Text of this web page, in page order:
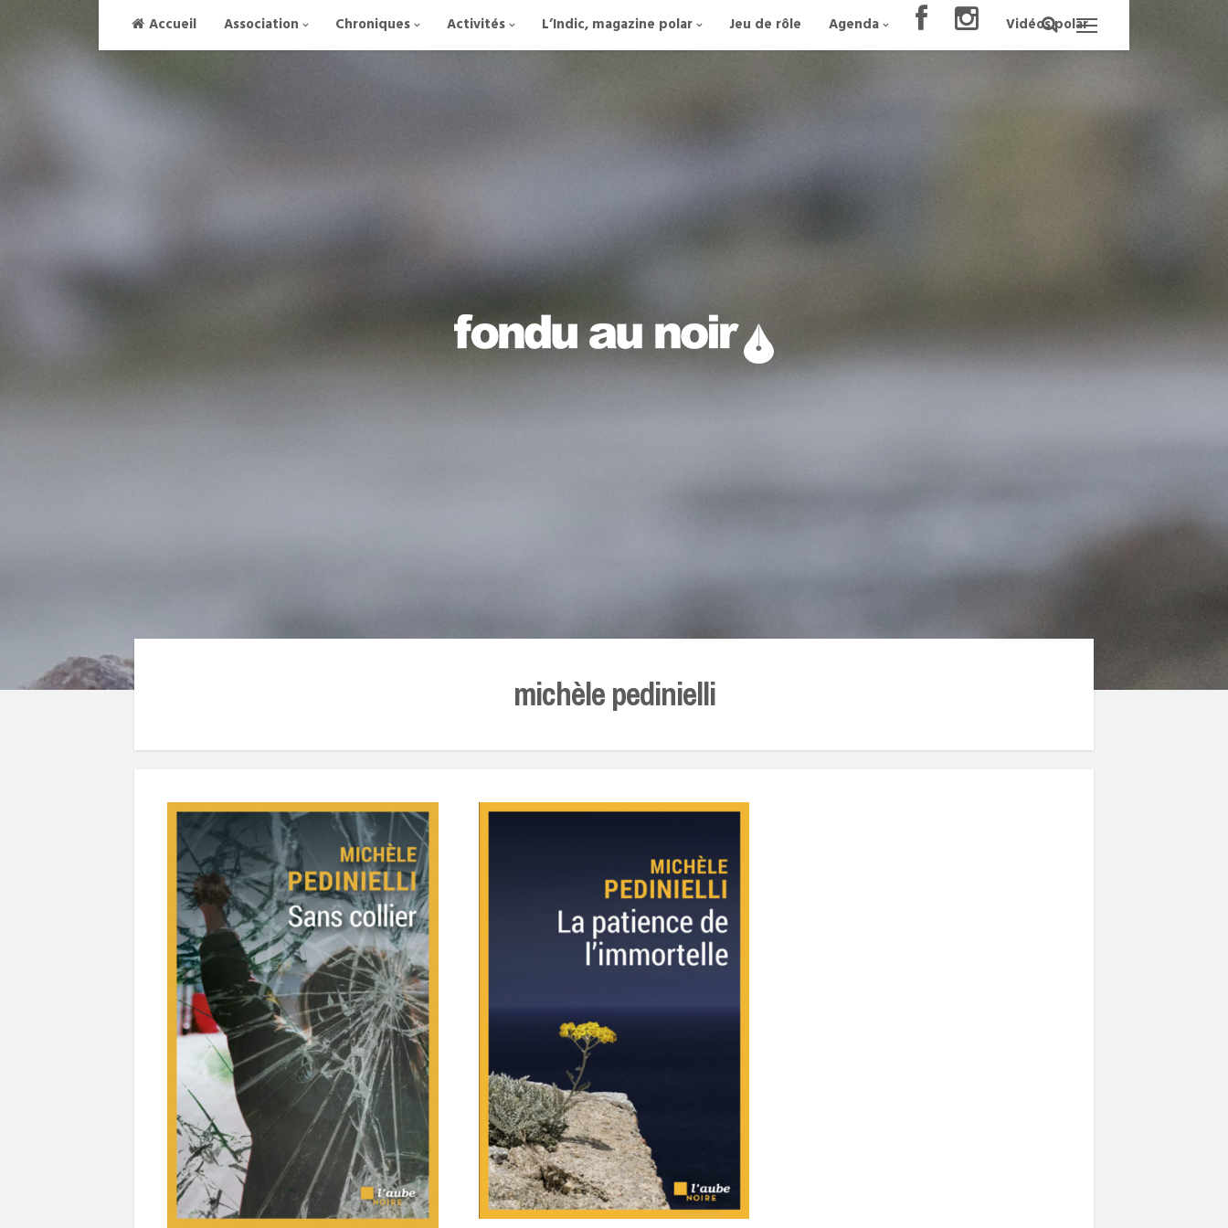
Accueil Association Chroniques Activités L’Indic, magazine polar Jeu de rôle Agenda Vidéos polar
michèle pedinielli